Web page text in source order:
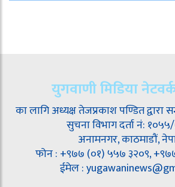
युगवाणी मिडिया
का लागि अध्यक्ष तेजप्रकाश पण्डित द्वारा
सुचना विभाग दर्ता नं:
अनामनगर, काठमाडौं,
फोन : +९७७ (०१) ५५७ ३२०९,
ईमेल :